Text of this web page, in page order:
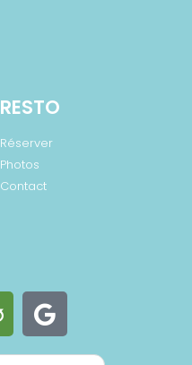
RESTO
Réserver
Photos
Contact